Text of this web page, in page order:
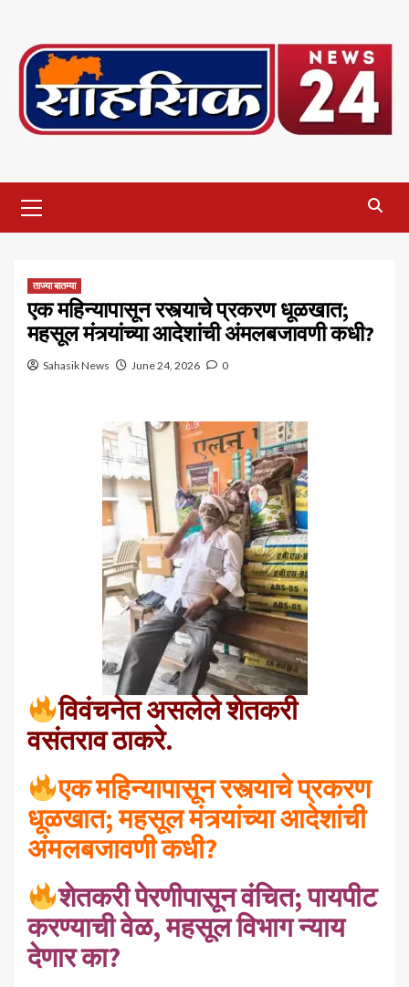
content
Menu
ताज्या बातम्या
एक महिन्यापासून रस्त्याचे प्रकरण धूळखात;
महसूल मंत्र्यांच्या आदेशांची अंमलबजावणी कधी?
Sahasik News June 24, 2026 0
विवंचनेत असलेले शेतकरी
वसंतराव ठाकरे.
एक महिन्यापासून रस्त्याचे प्रकरण
धूळखात; महसूल मंत्र्यांच्या आदेशांची
अंमलबजावणी कधी?
शेतकरी पेरणीपासून वंचित; पायपीट
करण्याची वेळ, महसूल विभाग न्याय
देणार का?